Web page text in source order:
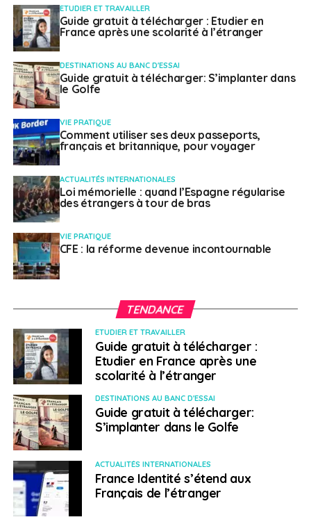
Français à l'étranger
ETUDIER ET TRAVAILLER
Guide gratuit à télécharger : Etudier en
France après une scolarité à l’étranger
DESTINATIONS AU BANC D'ESSAI
Guide gratuit à télécharger: S’implanter dans
le Golfe
VIE PRATIQUE
Comment utiliser ses deux passeports,
français et britannique, pour voyager
ACTUALITÉS INTERNATIONALES
Loi mémorielle : quand l’Espagne régularise
des étrangers à tour de bras
VIE PRATIQUE
CFE : la réforme devenue incontournable
TENDANCE
ETUDIER ET TRAVAILLER
Guide gratuit à télécharger :
Etudier en France après une
scolarité à l’étranger
DESTINATIONS AU BANC D'ESSAI
Guide gratuit à télécharger:
S’implanter dans le Golfe
ACTUALITÉS INTERNATIONALES
France Identité s’étend aux
Français de l’étranger